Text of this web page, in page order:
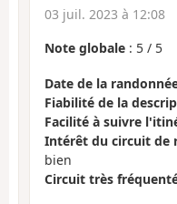
03 juil. 2023 à 12:08
Note globale : 5 / 5
Date de la
Fiabilité de la
Facilité à suivre
Intérêt du circuit de
bien
Circuit très